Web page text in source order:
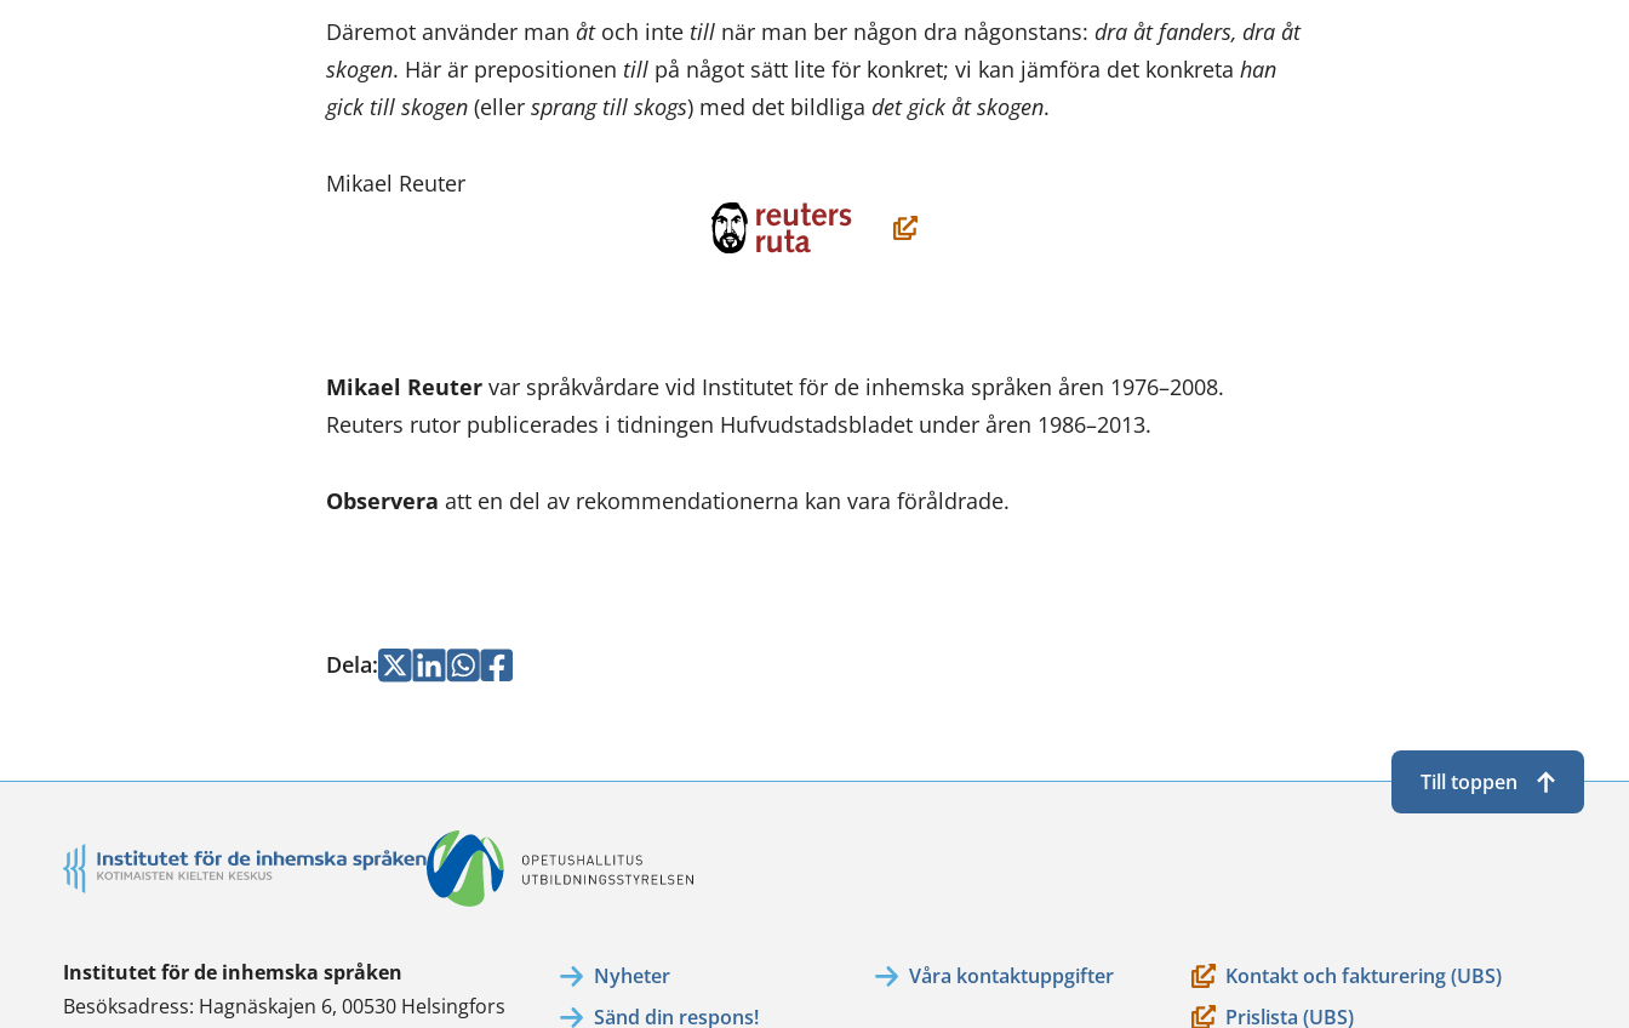
Däremot använder man åtoch inte tillnär man ber någon dra någonstans: dra åt fanders, dra åt
skogen. Här är prepositionen tillpå något sätt lite för konkret; vi kan jämföra det konkreta han
gick till skogen(eller sprang till skogs) med det bildliga det gick åt skogen.
Mikael Reuter
(öppnas
Mikael Reutervar språkvårdare vid Institutet för de inhemska språken åren 1976–2008.
Reuters rutor publicerades i tidningen Hufvudstadsbladet under åren 1986–2013.
Observera att en del av rekommendationerna kan vara föråldrade.
Dela:Jaa Jaa Jaa Jaa
Institutet för de inhemska språken
Besöksadress: Hagnäskajen 6, 00530 Helsingfors
Nyheter
Sänd din respons!
Våra kontaktuppgifter
Kontakt och fakturering (UBS)
Prislista (UBS)
Till toppen